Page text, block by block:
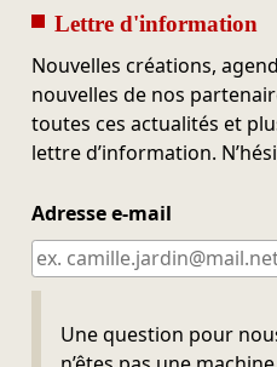
Lettre d'information
Nouvelles créations,
nouvelles de nos
toutes ces actualités et
lettre d’information.
Adresse e-mail
Une question pour
Ne pas remplir